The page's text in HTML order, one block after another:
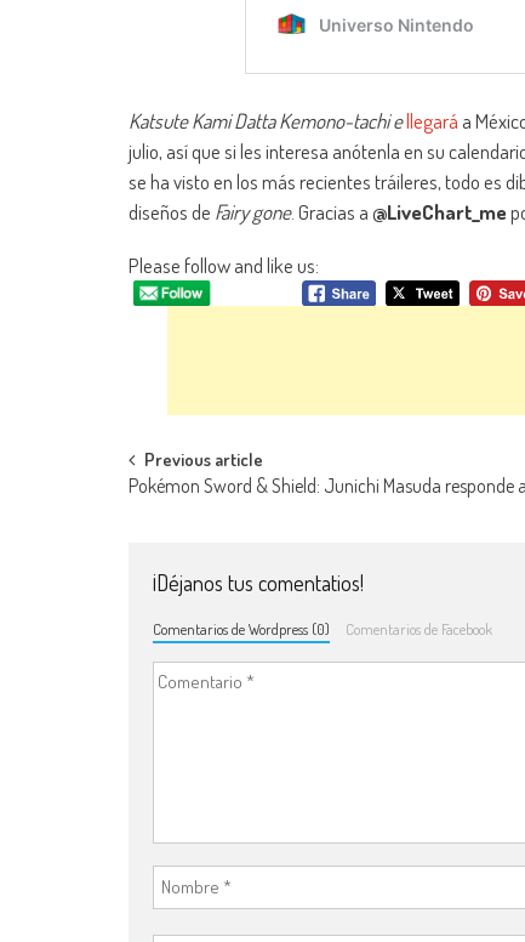
Katsute Kami Datta Kemono-tachi ellegará a
julio, así que si les interesa anótenla en su
se ha visto en los más recientes tráileres, todo es
diseños de Fairy gone. Gracias a@LiveChart_me
Please follow and like us:
Navegación de entradas
Previous article
Pokémon Sword & Shield: Junichi Masuda responde
¡Déjanos tus comentatios!
Comentarios de Wordpress (0) Comentarios de Facebook